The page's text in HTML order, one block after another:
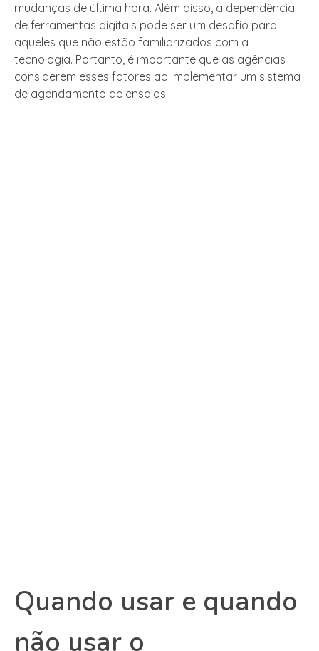
mudanças de última hora. Além disso, a dependência
de ferramentas digitais pode ser um desafio para
aqueles que não estão familiarizados com a
tecnologia. Portanto, é importante que as agências
considerem esses fatores ao implementar um sistema
de agendamento de ensaios.
Quando usar e quando
não usar o